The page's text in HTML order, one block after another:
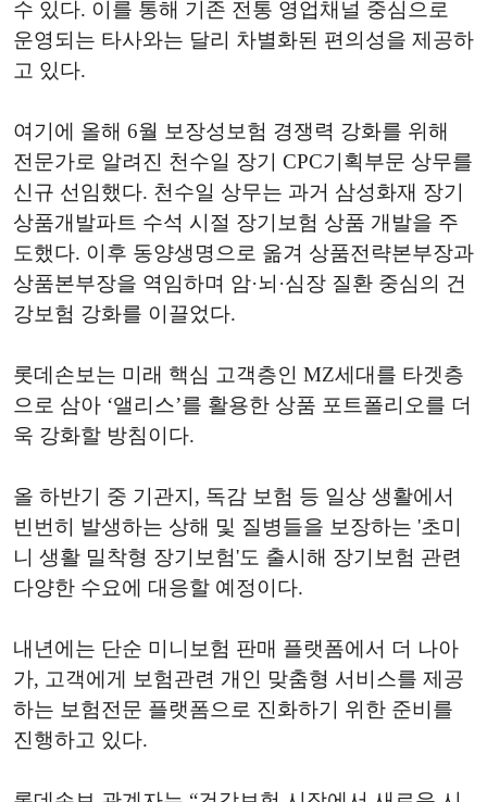
수 있다. 이를 통해 기존 전통 영업채널 중심으로
운영되는 타사와는 달리 차별화된 편의성을 제공하
고 있다.
여기에 올해 6월 보장성보험 경쟁력 강화를 위해
전문가로 알려진 천수일 장기 CPC기획부문 상무를
신규 선임했다. 천수일 상무는 과거 삼성화재 장기
상품개발파트 수석 시절 장기보험 상품 개발을 주
도했다. 이후 동양생명으로 옮겨 상품전략본부장과
상품본부장을 역임하며 암·뇌·심장 질환 중심의 건
강보험 강화를 이끌었다.
롯데손보는 미래 핵심 고객층인 MZ세대를 타겟층
으로 삼아 ‘앨리스’를 활용한 상품 포트폴리오를 더
욱 강화할 방침이다.
올 하반기 중 기관지, 독감 보험 등 일상 생활에서
빈번히 발생하는 상해 및 질병들을 보장하는 '초미
니 생활 밀착형 장기보험'도 출시해 장기보험 관련
다양한 수요에 대응할 예정이다.
내년에는 단순 미니보험 판매 플랫폼에서 더 나아
가, 고객에게 보험관련 개인 맞춤형 서비스를 제공
하는 보험전문 플랫폼으로 진화하기 위한 준비를
진행하고 있다.